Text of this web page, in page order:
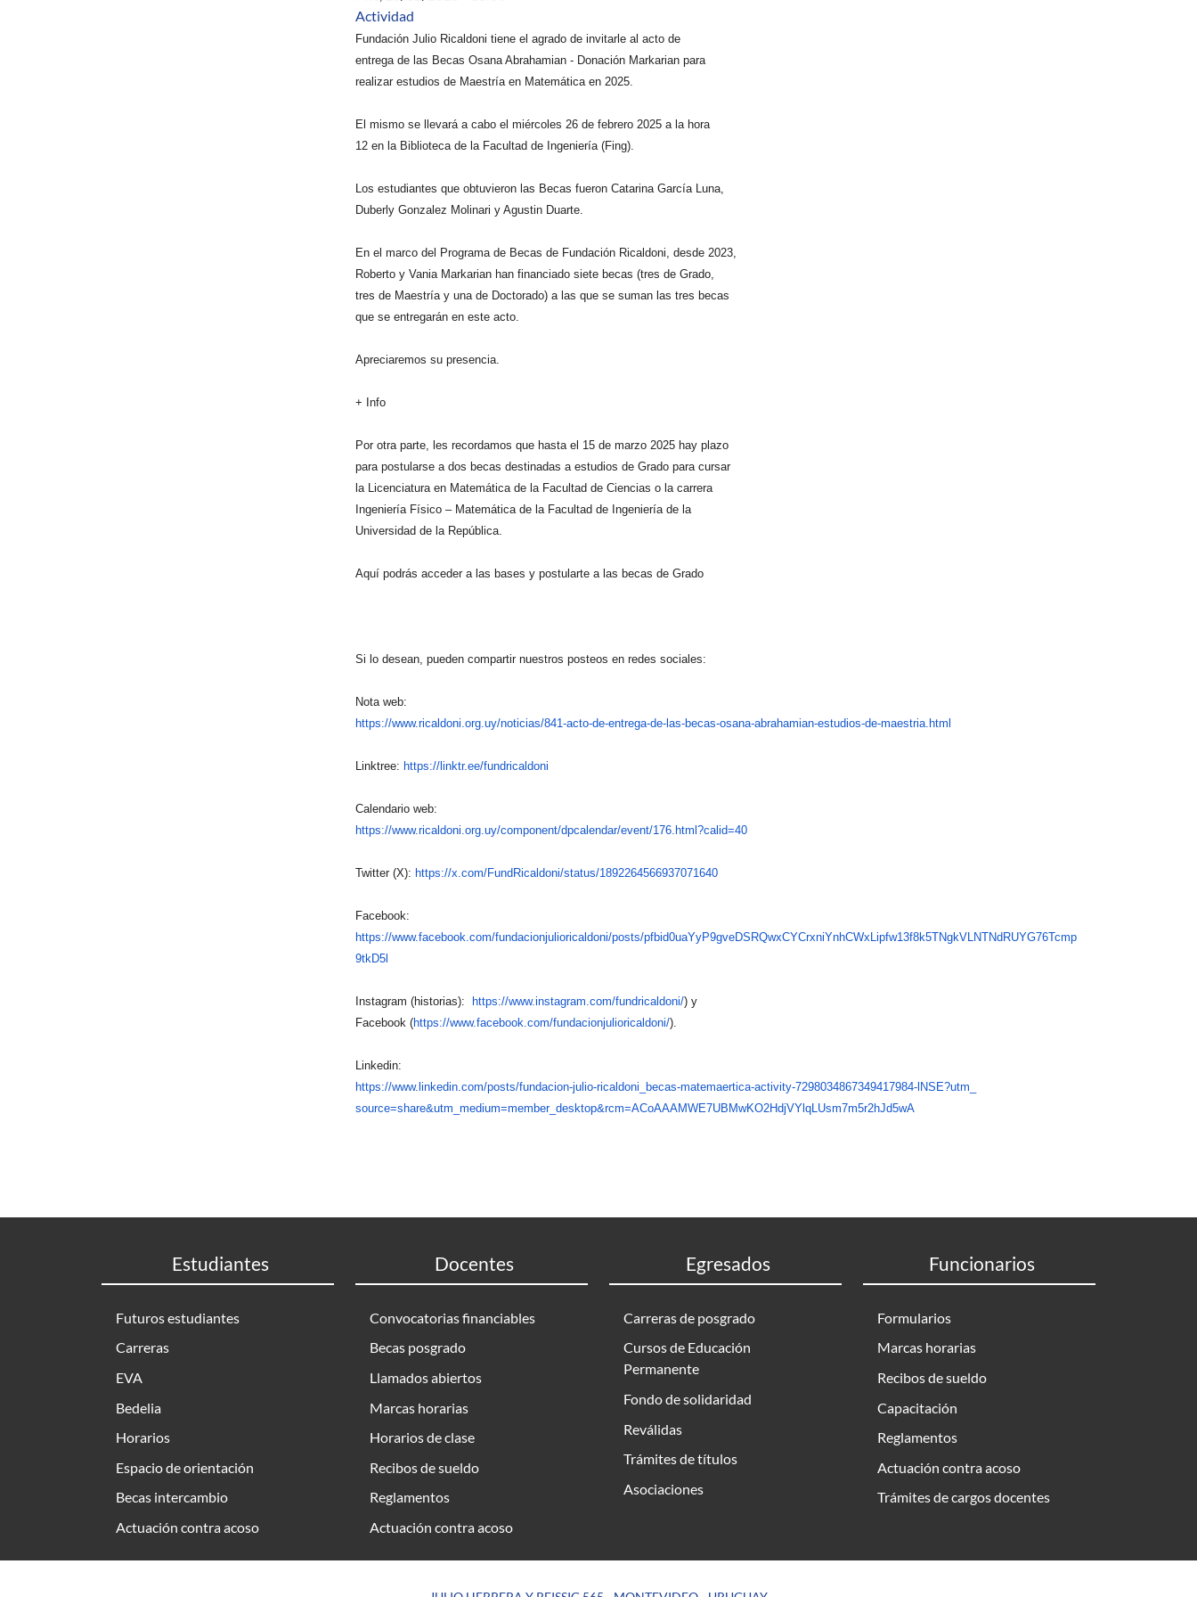
Actividad
Fundación Julio Ricaldoni tiene el agrado de invitarle al acto de
entrega de las Becas Osana Abrahamian - Donación Markarian para
realizar estudios de Maestría en Matemática en 2025.
El mismo se llevará a cabo el miércoles 26 de febrero 2025 a la hora
12 en la Biblioteca de la Facultad de Ingeniería (Fing).
Los estudiantes que obtuvieron las Becas fueron Catarina García Luna,
Duberly Gonzalez Molinari y Agustin Duarte.
En el marco del Programa de Becas de Fundación Ricaldoni, desde 2023,
Roberto y Vania Markarian han financiado siete becas (tres de Grado,
tres de Maestría y una de Doctorado) a las que se suman las tres becas
que se entregarán en este acto.
Apreciaremos su presencia.
+ Info
Por otra parte, les recordamos que hasta el 15 de marzo 2025 hay plazo
para postularse a dos becas destinadas a estudios de Grado para cursar
la Licenciatura en Matemática de la Facultad de Ciencias o la carrera
Ingeniería Físico – Matemática de la Facultad de Ingeniería de la
Universidad de la República.
Aquí podrás acceder a las bases y postularte a las becas de Grado
Si lo desean, pueden compartir nuestros posteos en redes sociales:
Nota web:
https://www.ricaldoni.org.uy/noticias/841-acto-de-entrega-de-las-becas-osana-abrahamian-estudios-de-maestria.html
Linktree: https://linktr.ee/fundricaldoni
Calendario web:
https://www.ricaldoni.org.uy/component/dpcalendar/event/176. html?calid=40
Twitter (X): https://x.com/FundRicaldoni/status/1892264566937071640
Facebook:
https://www.facebook.com/fundacionjulioricaldoni/posts/pfbid0uaYyP9gveDSRQwxCYCrxniYnhCWxLipfw13f8k5TNgkVLNTNdRUYG76Tcmp
9tkD5l
Instagram (historias): https://www.instagram.com/fundricaldoni/) y
Facebook (https://www.facebook.com/fundacionjulioricaldoni/).
Linkedin:
https://www.linkedin.com/posts/fundacion-julio-ricaldoni_ becas-matemaertica-activity-7298034867349417984-lNSE?utm_
source=share&utm_medium=member_desktop&rcm=ACoAAAMWE7UBMwKO2HdjVYlqLUsm7m5r2hJd5wA
Estudiantes
Futuros estudiantes
Carreras
EVA
Bedelia
Horarios
Espacio de orientación
Becas intercambio
Actuación contra acoso
Docentes
Convocatorias financiables
Becas posgrado
Llamados abiertos
Marcas horarias
Horarios de clase
Recibos de sueldo
Reglamentos
Actuación contra acoso
Egresados
Carreras de posgrado
Cursos de Educación
Permanente
Fondo de solidaridad
Reválidas
Trámites de títulos
Asociaciones
Funcionarios
Formularios
Marcas horarias
Recibos de sueldo
Capacitación
Reglamentos
Actuación contra acoso
Trámites de cargos docentes